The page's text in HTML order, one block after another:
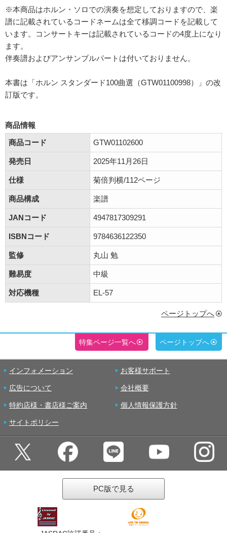
※本商品はホルン・ソロでの演奏を想定しておりますので、楽
譜に記載されているコードネームは全て移調コードを記載して
います。コンサートキーは記載されているコードの4度上になり
ます。
伴奏譜およびアンサンブルパートは付いておりません。
本書は「ホルン スタンダード100曲選（GTW01100998）」の改
訂版です。
商品情報
商品コード
GTW01102600
発売日 2025年11月26日
仕様 菊倍判横/112ページ
商品構成 楽譜
JANコード 4947817309291
ISBNコード 9784636122350
監修 丸山 勉
難易度 中級
対応機種 EL-57
ページトップへ
特集ページ一覧へ ページトップへ
インフォメーション お客様サポート
広告について 会社概要
特約店様・書店様ご案内 個人情報保護方針
サイトポリシー
PC版で見る